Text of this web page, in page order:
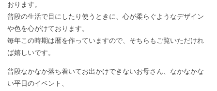
おります。
普段の生活で目にしたり使うときに、心が柔らぐようなデザイン
や色を心がけております。
毎年この時期は暦を作っていますので、そちらもご覧いただけれ
ば嬉しいです。
普段なかなか落ち着いてお出かけできないお母さん、なかなかな
い平日のイベント、